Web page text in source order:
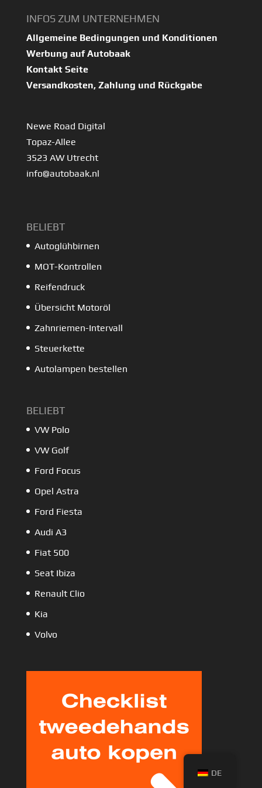
INFOS ZUM UNTERNEHMEN
Allgemeine Bedingungen und Konditionen
Werbung auf Autobaak
Kontakt Seite
Versandkosten, Zahlung und Rückgabe
Newe Road Digital
Topaz-Allee
3523 AW Utrecht
info@autobaak.nl
BELIEBT
Autoglühbirnen
MOT-Kontrollen
Reifendruck
Übersicht Motoröl
Zahnriemen-Intervall
Steuerkette
Autolampen bestellen
BELIEBT
VW Polo
VW Golf
Ford Focus
Opel Astra
Ford Fiesta
Audi A3
Fiat 500
Seat Ibiza
Renault Clio
Kia
Volvo
DE